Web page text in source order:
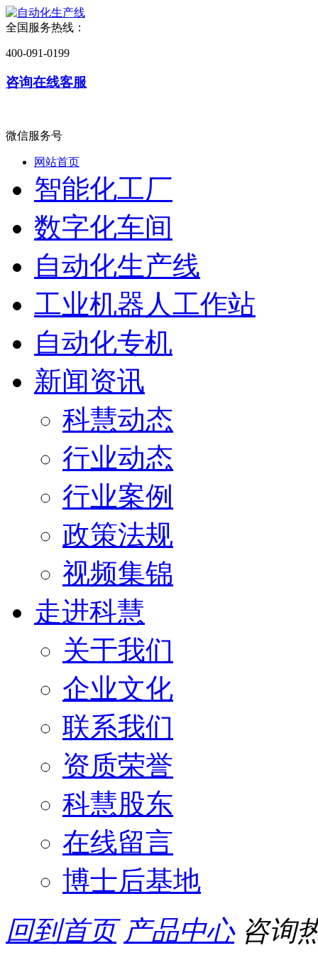
全国服务热线：
400-091-0199
咨询在线客服
微信服务号
网站首页
智能化工厂
数字化车间
自动化生产线
工业机器人工作站
自动化专机
新闻资讯
科慧动态
行业动态
行业案例
政策法规
视频集锦
走进科慧
关于我们
企业文化
联系我们
资质荣誉
科慧股东
在线留言
博士后基地
回到首页 产品中心 咨询